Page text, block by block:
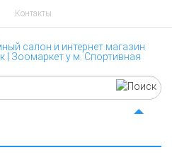
Контакты